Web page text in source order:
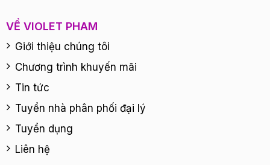
VỀ VIOLET PHAM
Giới thiệu chúng tôi
Chương trình khuyến mãi
Tin tức
Tuyển nhà phân phối đại lý
Tuyển dụng
Liên hệ